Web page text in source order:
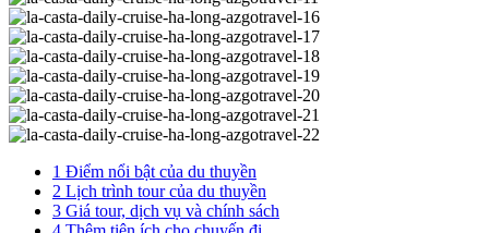
1 Điểm nổi bật của du thuyền
2 Lịch trình tour của du thuyền
3 Giá tour, dịch vụ và chính sách